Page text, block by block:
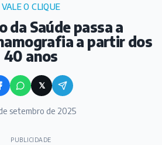
VALE O CLIQUE
da Saúde passa a
a partir dos
40 anos
𝕏
setembro de 2025
PUBLICIDADE